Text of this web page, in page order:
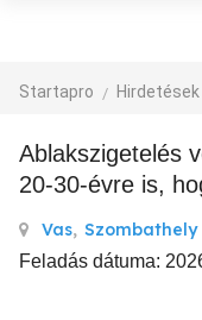
Startapro Hirdetések
Ablakszigetelés végleges megoldással, akár
20-30-évre is,
Vas, Szombathely
Feladás dátuma: